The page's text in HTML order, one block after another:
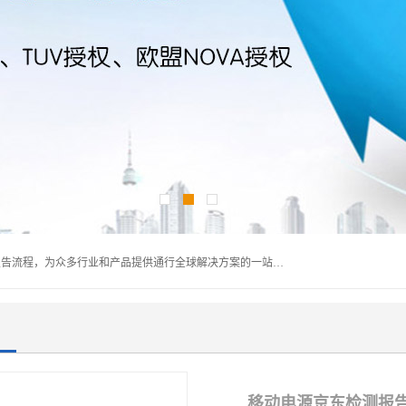
深圳万检通科技有限公司主营:iso9001质量认证机构及质检报告流程，为众多行业和产品提供通行全球解决方案的一站式全领域公共检测、鉴定、验货、srrc认证,质量检测认证及CE认证公司，帮助企业应对全球各种技术贸易壁垒，提升企业竞争优势，满足其对品质的高标准要求。